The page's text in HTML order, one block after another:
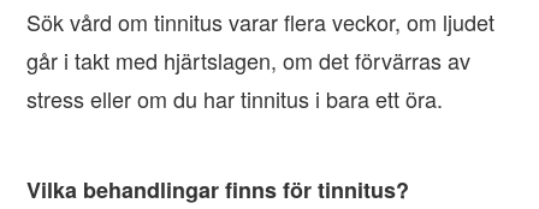
Sök vård om tinnitus varar flera veckor, om ljudet
går i takt med hjärtslagen, om det förvärras av
stress eller om du har tinnitus i bara ett öra.
Vilka behandlingar finns för tinnitus?